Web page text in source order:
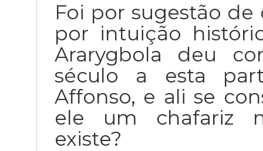
Foi por sugestão
por intuição
Ararygbola deu
século a esta
Affonso, e ali se
ele um chafariz
existe?